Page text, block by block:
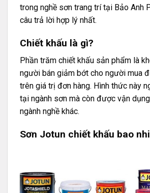
trong nghề sơn trang trí tại Bảo Anh
câu trả lời hợp lý nhất.
Chiết khấu là gì?
Phần trăm chiết khấu sản phẩm là
người bán giảm bớt cho người mua
trên giá trị đơn hàng. Hình thức này
tại ngành sơn mà còn được vận
ngành nghề khác.
Sơn Jotun chiết khấu bao